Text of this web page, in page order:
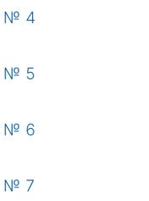
№ 4
№ 5
№ 6
№ 7